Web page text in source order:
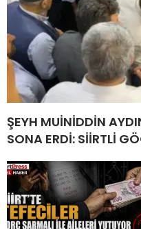
ŞEYH MUİNİDDİN
SONA ERDİ: SİİRTLİ